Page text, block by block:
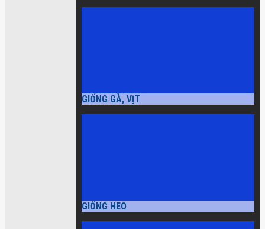
GIỐNG GÀ, VỊT
GIỐNG HEO